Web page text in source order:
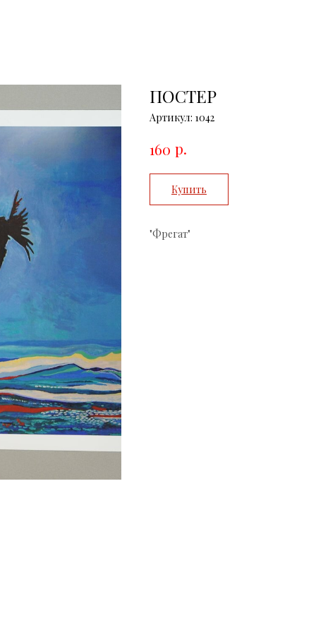
ПОСТЕР
Артикул: 1042
160 р.
Купить
"Фрегат"